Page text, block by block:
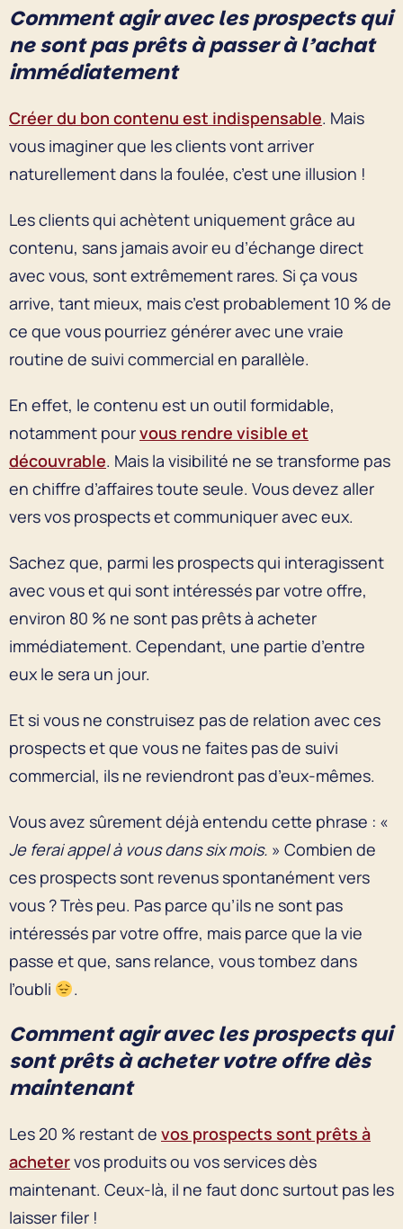
Comment agir avec les prospects qui
ne sont pas prêts à passer à l’achat
immédiatement
Créer du bon contenu est indispensable. Mais
vous imaginer que les clients vont arriver
naturellement dans la foulée, c’est une illusion !
Les clients qui achètent uniquement grâce au
contenu, sans jamais avoir eu d’échange direct
avec vous, sont extrêmement rares. Si ça vous
arrive, tant mieux, mais c’est probablement 10 % de
ce que vous pourriez générer avec une vraie
routine de suivi commercial en parallèle.
En effet, le contenu est un outil formidable,
notamment pourvous rendre visible et
découvrable. Mais la visibilité ne se transforme pas
en chiffre d’affaires toute seule. Vous devez aller
vers vos prospects et communiquer avec eux.
Sachez que, parmi les prospects qui interagissent
avec vous et qui sont intéressés par votre offre,
environ 80 % ne sont pas prêts à acheter
immédiatement. Cependant, une partie d’entre
eux le sera un jour.
Et si vous ne construisez pas de relation avec ces
prospects et que vous ne faites pas de suivi
commercial, ils ne reviendront pas d’eux-mêmes.
Vous avez sûrement déjà entendu cette phrase : «
Je ferai appel à vous dans six mois. » Combien de
ces prospects sont revenus spontanément vers
vous ? Très peu. Pas parce qu’ils ne sont pas
intéressés par votre offre, mais parce que la vie
passe et que, sans relance, vous tombez dans
l’oubli
.
Comment agir avec les prospects qui
sont prêts à acheter votre offre dès
maintenant
Les 20 % restant de vos prospects sont prêts à
achetervos produits ou vos services dès
maintenant. Ceux-là, il ne faut donc surtout pas les
laisser filer !